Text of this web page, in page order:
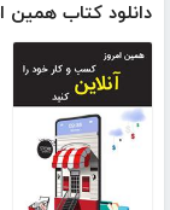
دانلود کتاب همین